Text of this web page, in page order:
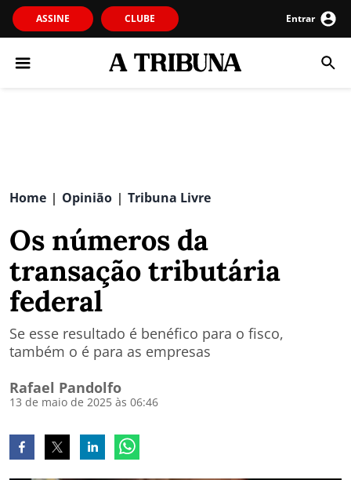
ASSINE CLUBE Entrar
Home | Opinião | Tribuna Livre
Os números da
transação tributária
federal
Se esse resultado é benéfico para o fisco,
também o é para as empresas
Rafael Pandolfo
13 de maio de 2025 às 06:46